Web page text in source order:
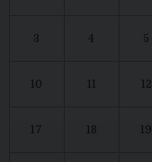
3 4 5
10 11 12
17 18 19